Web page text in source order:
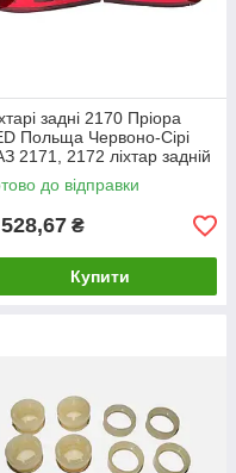
задні 2170 Пріора
Польща Червоно-Сірі
2171, 2172 ліхтар задній
ZFT-372 (лівий та
до відправки
₴
Купити